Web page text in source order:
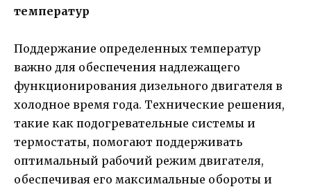
температур
Поддержание определенных температур
важно для обеспечения надлежащего
функционирования дизельного двигателя в
холодное время года. Технические решения,
такие как подогревательные системы и
термостаты, помогают поддерживать
оптимальный рабочий режим двигателя,
обеспечивая его максимальные обороты и